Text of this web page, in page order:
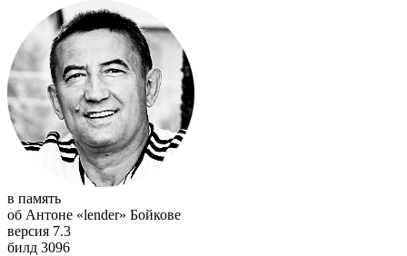
в память
об Антоне «lender» Бойкове
версия 7.3
билд 3096